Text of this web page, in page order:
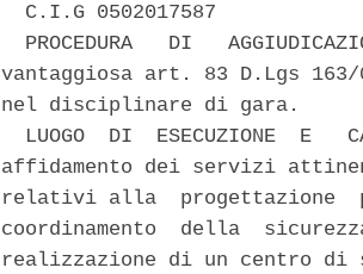
  C.I.G 0502017587
PROCEDURA   DI
vantaggiosa art. 83 D.Lgs
nel disciplinare di gara.
LUOGO  DI  ESECUZIONE  E
affidamento dei servizi
relativi alla  progettazione
coordinamento  della
realizzazione di un centro di